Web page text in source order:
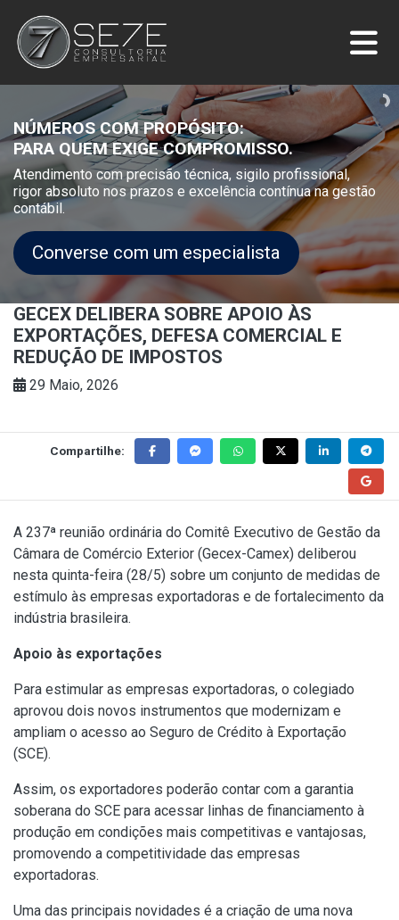
NÚMEROS COM PROPÓSITO:
PARA QUEM EXIGE COMPROMISSO.
Atendimento com precisão técnica, sigilo profissional,
rigor absoluto nos prazos e excelência contínua na gestão
contábil.
Converse com um especialista
GECEX DELIBERA SOBRE APOIO ÀS
EXPORTAÇÕES, DEFESA COMERCIAL E
REDUÇÃO DE IMPOSTOS
29 Maio, 2026
Compartilhe:
A 237ª reunião ordinária do Comitê Executivo de Gestão da
Câmara de Comércio Exterior (Gecex-Camex) deliberou
nesta quinta-feira (28/5) sobre um conjunto de medidas de
estímulo às empresas exportadoras e de fortalecimento da
indústria brasileira.
Apoio às exportações
Para estimular as empresas exportadoras, o colegiado
aprovou dois novos instrumentos que modernizam e
ampliam o acesso ao Seguro de Crédito à Exportação
(SCE).
Assim, os exportadores poderão contar com a garantia
soberana do SCE para acessar linhas de financiamento à
produção em condições mais competitivas e vantajosas,
promovendo a competitividade das empresas
exportadoras.
Uma das principais novidades é a criação de uma nova